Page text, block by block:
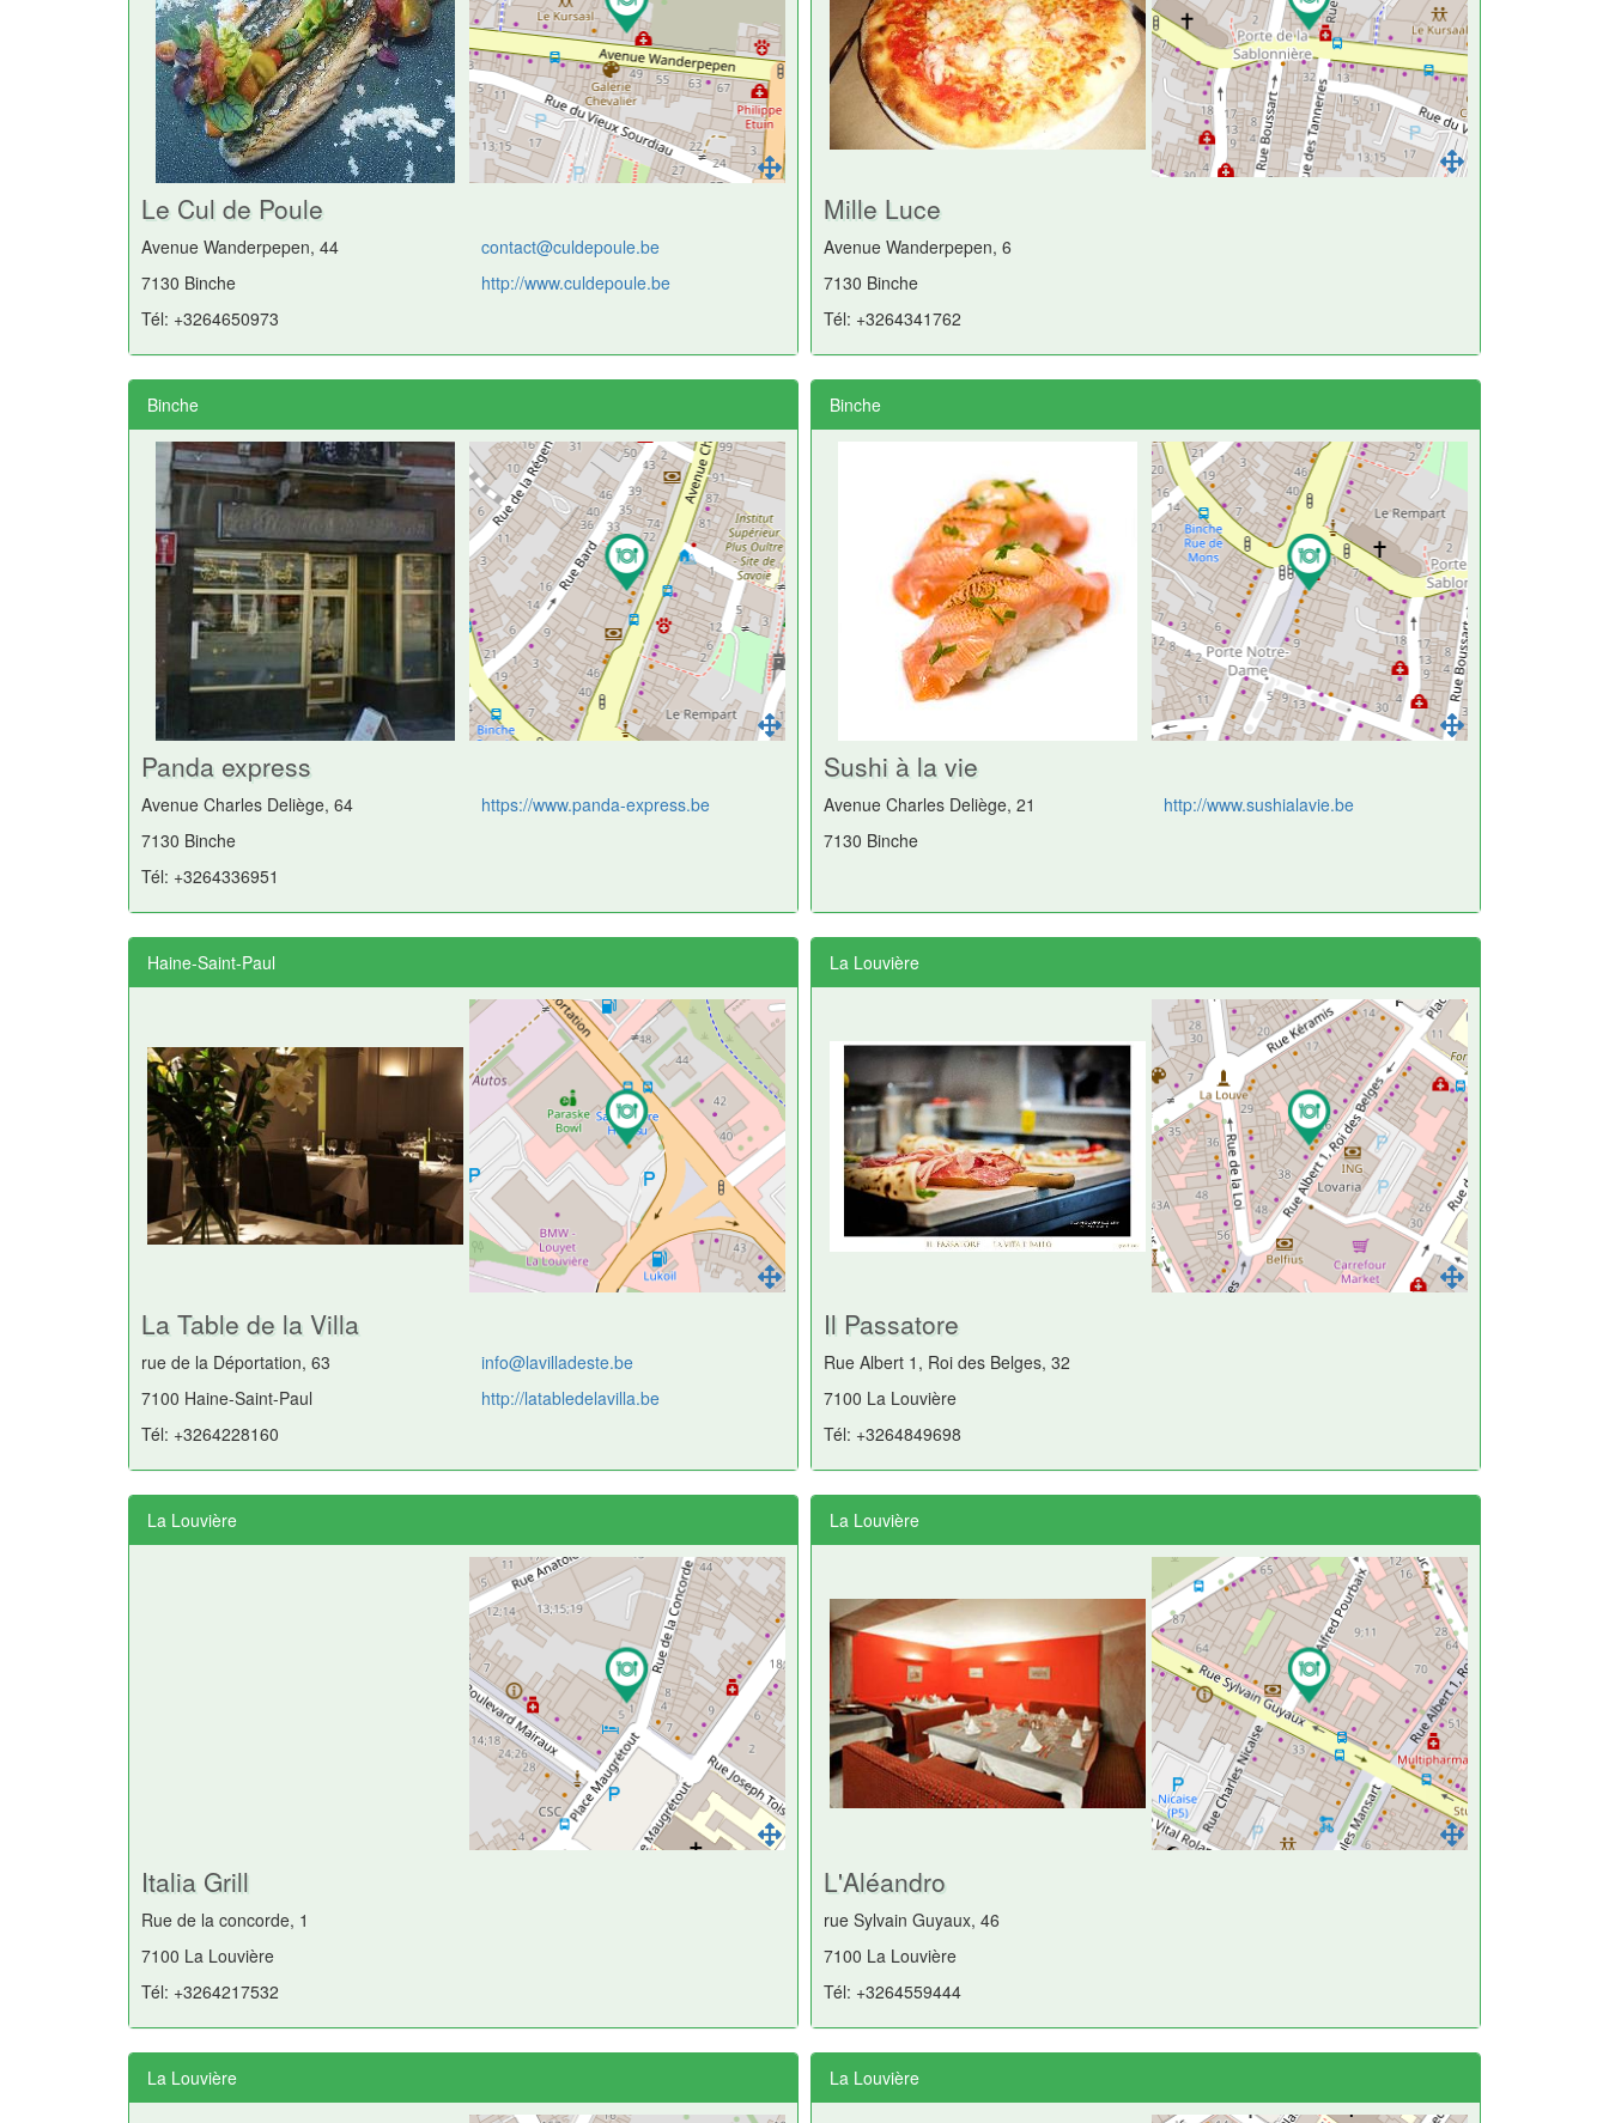
Le Cul de Poule
Avenue Wanderpepen, 44
7130 Binche
Tél: +3264650973
contact@culdepoule.be
http://www.culdepoule.be
Mille Luce
Avenue Wanderpepen, 6
7130 Binche
Tél: +3264341762
Binche
Panda express
Avenue Charles Deliège, 64
7130 Binche
Tél: +3264336951
https://www.panda-express.be
Binche
Sushi à la vie
Avenue Charles Deliège, 21
7130 Binche
http://www.sushialavie.be
Haine-Saint-Paul
La Table de la Villa
rue de la Déportation, 63
7100 Haine-Saint-Paul
Tél: +3264228160
info@lavilladeste.be
http://latabledelavilla.be
La Louvière
Il Passatore
Rue Albert 1, Roi des Belges, 32
7100 La Louvière
Tél: +3264849698
La Louvière
Italia Grill
Rue de la concorde, 1
7100 La Louvière
Tél: +3264217532
La Louvière
L'Aléandro
rue Sylvain Guyaux, 46
7100 La Louvière
Tél: +3264559444
La Louvière La Louvière